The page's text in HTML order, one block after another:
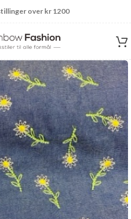
over kr 1200